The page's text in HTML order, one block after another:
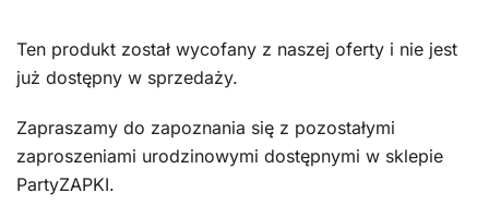
Ten produkt został wycofany z naszej oferty i nie jest
już dostępny w sprzedaży.
Zapraszamy do zapoznania się z pozostałymi
zaproszeniami urodzinowymi dostępnymi w sklepie
PartyZAPKI.